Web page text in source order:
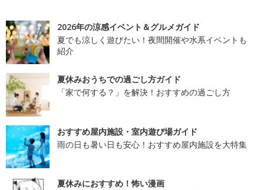
2026年の涼感イベント＆グルメガイド
夏でも涼しく遊びたい！夜間開催や水系イベントも
紹介
夏休みおうちでの過ごし方ガイド
「家で何する？」を解決！おすすめの過ごし方
おすすめ屋内施設・室内遊び場ガイド
雨の日も暑い日も安心！おすすめ屋内施設を大特集
夏休みにおすすめ！怖い漫画